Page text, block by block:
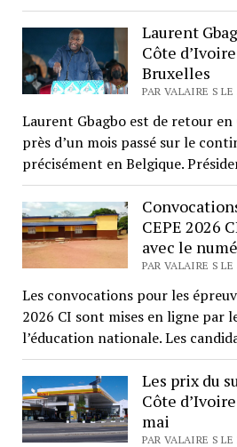
Laurent
Côte
Bruxelles
PAR VALAIRE S
Laurent Gbagbo est de retour en
près d’un mois passé sur le
précisément en Belgique.
CEPE 2026
avec le
PAR VALAIRE S
Les convocations pour les
2026 CI sont mises en ligne par
l’éducation nationale. Les
Les prix du
Côte
mai
PAR VALAIRE S